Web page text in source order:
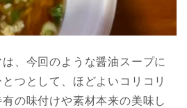
、今回のような醤油スープに
つとして、ほどよいコリコリ
の味付けや素材本来の美味し